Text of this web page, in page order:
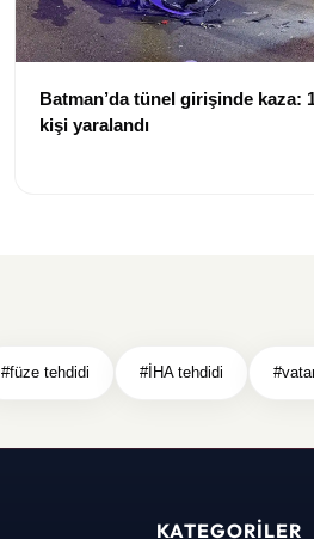
Batman’da tünel girişinde kaza:
kişi yaralandı
#füze tehdidi #İHA tehdidi
KATEGORILER